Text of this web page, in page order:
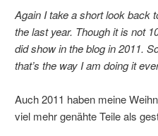
Again I take a short look back
the last year. Though it is not
did show in the blog in 2011.
that’s the way I am doing it
Auch 2011 haben meine
viel mehr genähte Teile als